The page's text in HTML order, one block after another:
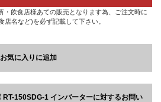
飲食店様あての販売となります為、ご注文時に
名など)を必ず記載して下さい。
お気に入りに追加
150SDG-1 インバーターに対するお問い